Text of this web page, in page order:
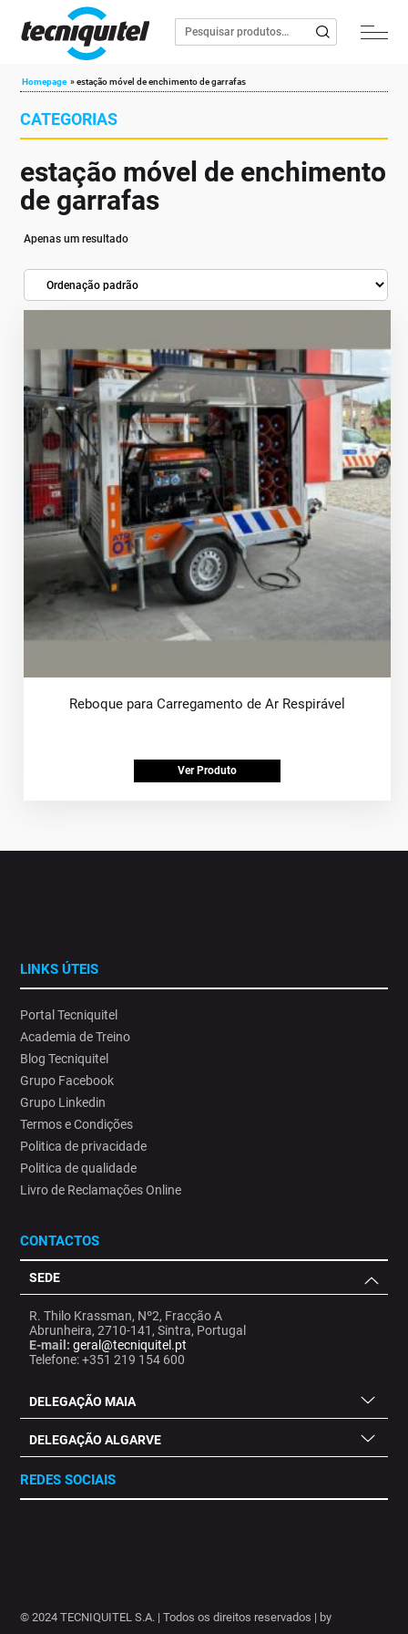
Homepage »estação móvel de enchimento de garrafas
CATEGORIAS
estação móvel de enchimento
de garrafas
Apenas um resultado
Reboque para Carregamento de Ar Respirável
Ver Produto
LINKS ÚTEIS
Portal Tecniquitel
Academia de Treino
Blog Tecniquitel
Grupo Facebook
Grupo Linkedin
Termos e Condições
Politica de privacidade
Politica de qualidade
Livro de Reclamações Online
CONTACTOS
SEDE
R. Thilo Krassman, Nº2, Fracção A
Abrunheira, 2710-141, Sintra, Portugal
E-mail: geral@tecniquitel.pt
Telefone: +351 219 154 600
DELEGAÇÃO MAIA
DELEGAÇÃO ALGARVE
REDES SOCIAIS
© 2024 TECNIQUITEL S.A. | Todos os direitos reservados | by